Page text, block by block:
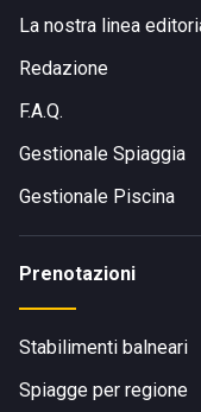
La nostra linea
Redazione
F.A.Q.
Gestionale Spiaggia
Gestionale Piscina
Prenotazioni
Stabilimenti balneari
Spiagge per regione